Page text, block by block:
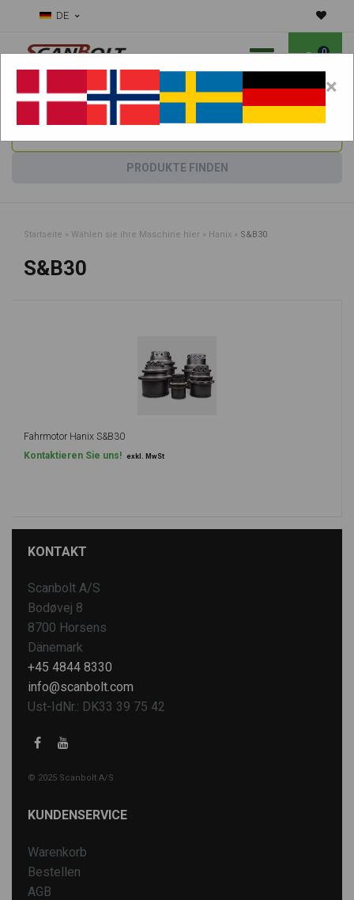
DE
0
Benötigen Sie Hilfe bei Verschleißteilen?Maschine wählen:
PRODUKTE FINDEN
Startseite » Wählen sie ihre Maschine hier » Hanix » S&B30
S&B30
Fahrmotor Hanix S&B30
Kontaktieren Sie uns! exkl. MwSt
KONTAKT
Scanbolt A/S
Bodøvej 8
8700 Horsens
Dänemark
+45 4844 8330
info@scanbolt.com
Ust-IdNr.: DK33 39 75 42
© 2025 Scanbolt A/S
KUNDENSERVICE
Warenkorb
Bestellen
AGB
×